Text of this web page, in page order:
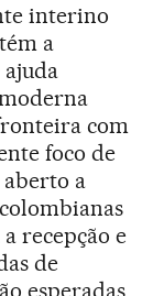
interino
a
com
foco de
aberto a
recepção e
de
esperadas